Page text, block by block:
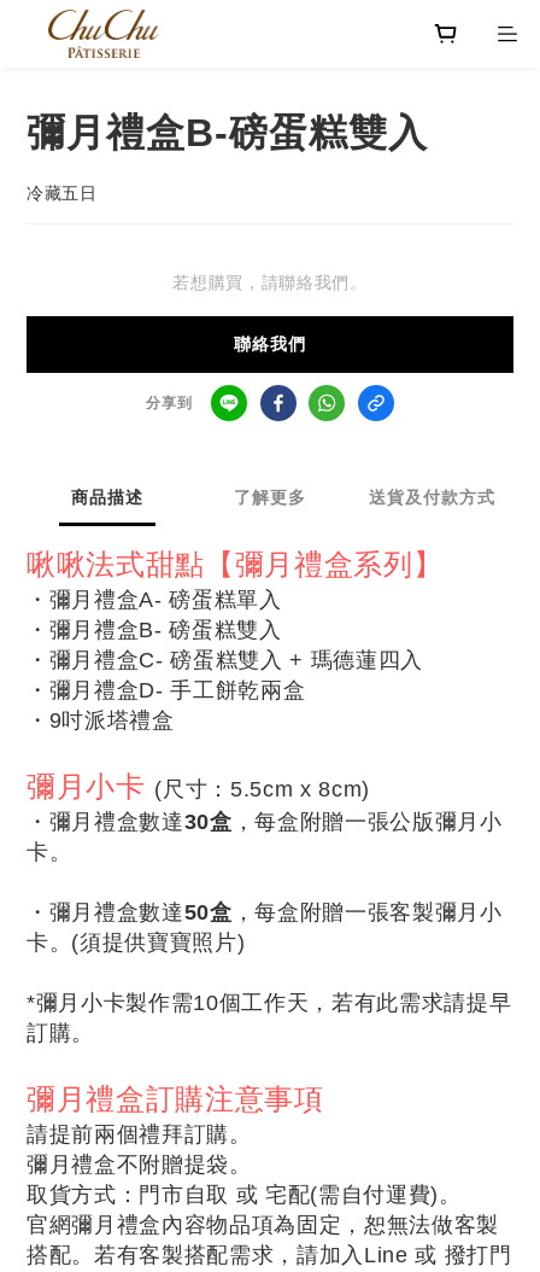
彌月禮盒B-磅蛋糕雙入
冷藏五日
若想購買，請聯絡我們。
聯絡我們
分享到
商品描述 了解更多 送貨及付款方式
啾啾法式甜點【彌月禮盒系列】
・彌月禮盒A- 磅蛋糕單入
・ 彌月禮盒B- 磅蛋糕雙入
・ 彌月禮盒C- 磅蛋糕雙入 + 瑪德蓮四入
・ 彌月禮盒D- 手工餅乾兩盒
・ 9吋派塔禮盒
彌月小卡 (尺寸：5.5cm x 8cm)
・ 彌月禮盒數達30盒 ，每盒附贈一張公版彌月小
卡。
・ 彌月禮盒數達50盒 ，每盒附贈一張客製彌月小
卡。(須提供寶寶照片)
*彌月小卡製作需10個工作天，若有此需求請提早
訂購。
彌月禮盒訂購注意事項
請提前兩個禮拜訂購。
彌月禮盒不附贈提袋。
取貨方式：門市自取 或 宅配(需自付運費)。
官網彌月禮盒內容物品項為固定，恕無法做客製
搭配。若有客製搭配需求，請加入Line 或 撥打門